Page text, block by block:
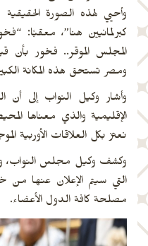
وأحيي لهذه الصورة الحقيقية
كبرلمانيين هنا”، معقبًا:
المجلس الموقر.. فخور بأن
ومصر تستحق هذه المكانة
وأشار وكيل النواب إلى أن
الإقليمية والذي معناها
نعتز بكل العلاقات الأوربية
وكشف وكيل مجلس النواب،
التي سيتم الإعلان عنها من
مصلحة كافة الدول الأعضاء.